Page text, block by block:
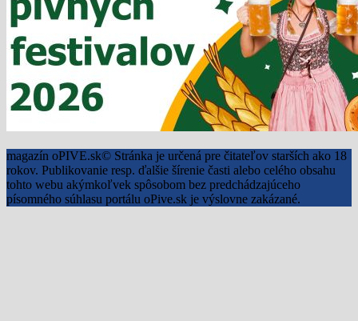
magazín oPIVE.sk© Stránka je určená pre čitateľov starších ako 18
rokov. Publikovanie resp. ďalšie šírenie časti alebo celého obsahu
tohto webu akýmkoľvek spôsobom bez predchádzajúceho
písomného súhlasu portálu oPive.sk je výslovne zakázané.